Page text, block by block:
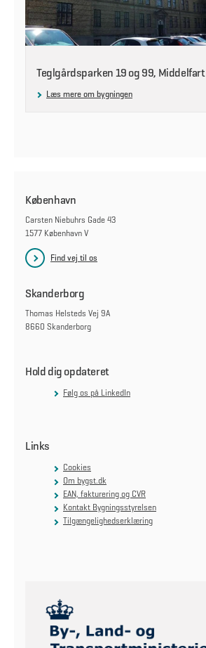
Teglgårdsparken 19 og 99, Middelfart
Læs mere om bygningen
København
Carsten Niebuhrs Gade 43
1577 København V
Find vej til os
Skanderborg
Thomas Helsteds Vej 9A
8660 Skanderborg
Hold dig opdateret
Følg os på LinkedIn
Links
Cookies
Om bygst.dk
EAN, fakturering og CVR
Kontakt Bygningsstyrelsen
Tilgængelighedserklæring